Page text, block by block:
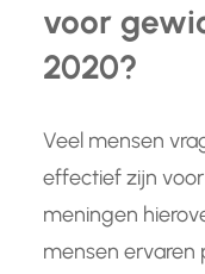
voor
2020?
Veel mensen
effectief zijn
meningen
mensen ervaren